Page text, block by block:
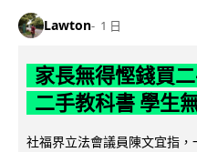
Lawton 1 日
家長無得慳錢買
二手教科書 學生
社福界立法會議員陳文宜指